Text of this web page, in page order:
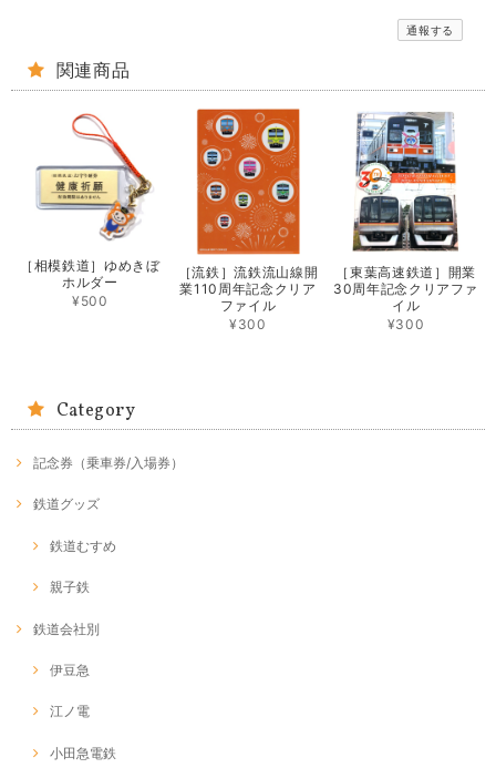
通報する
関連商品
［相模鉄道］ゆめきぼ
ホルダー
¥500
［流鉄］流鉄流山線開
業110周年記念クリア
ファイル
¥300
［東葉高速鉄道］開業
30周年記念クリアファ
イル
¥300
Category
記念券（乗車券/入場券）
鉄道グッズ
鉄道むすめ
親子鉄
鉄道会社別
伊豆急
江ノ電
小田急電鉄